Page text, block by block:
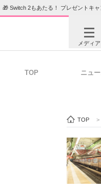
🎁 Switch 2もあたる！ プレゼントキャ
メディア
ビ
IT
TOP ニュ
TOP >